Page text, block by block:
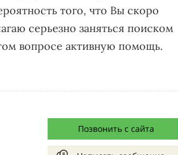
того, что Вы скоро
серьезно заняться поиском
вопросе активную помощь.
Позвонить с сайта